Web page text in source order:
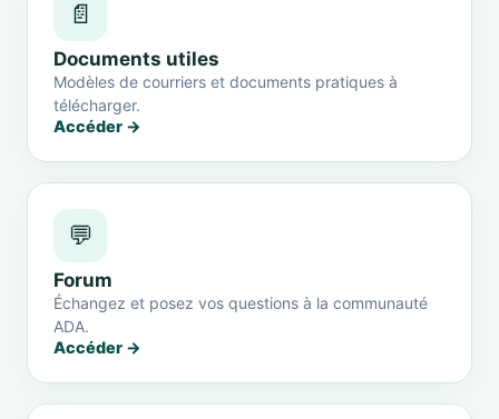
📄
Documents utiles
Modèles de courriers et documents pratiques à
télécharger.
Accéder →
💬
Forum
Échangez et posez vos questions à la communauté
ADA.
Accéder →